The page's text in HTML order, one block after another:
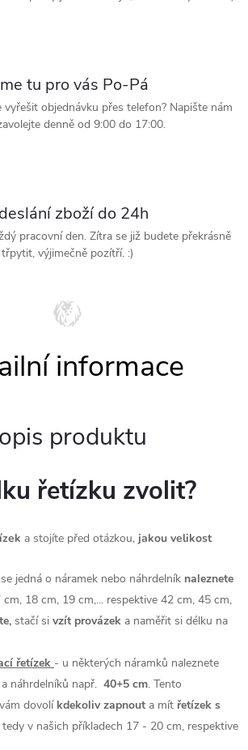
tu pro vás Po-Pá
vyřešit objednávku přes telefon? Napište nám
denně od 9:00 do 17:00.
zboží do 24h
pracovní den. Zítra se již budete překrásně
třpytit, výjimečně pozítří. :)
produktu
řetízku zvolit?
a stojíte před otázkou, jakou velikost
jedná o náramek nebo náhrdelník naleznete
18 cm, 19 cm,... respektive 42 cm, 45 cm,
stačí si vzít provázek a naměřit si délku na
řetízek - u některých náramků naleznete
a náhrdelníků např. 40+5 cm. Tento
dovolí kdekoliv zapnout a mít řetízek s
tedy v našich příkladech 17 - 20 cm, respektive